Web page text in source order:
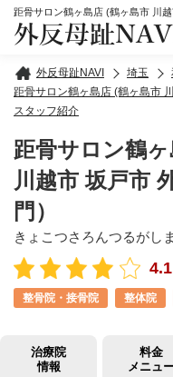
外反母趾
外反母趾NAVI 埼玉
距骨サロン鶴ヶ島店 (鶴ヶ島市
スタッフ紹介
距骨サロン鶴
川越市 坂戸市
門）
きょこつさろんつるがし
4.1
整骨院・接骨院 整体院
治療院
情報
料金
メニュ